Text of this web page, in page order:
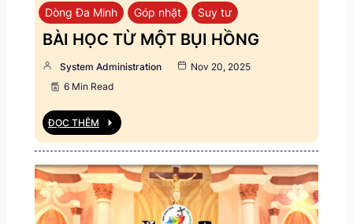
Dòng Đa Minh Góp nhặt Suy tư
BÀI HỌC TỪ MỘT BỤI HỒNG
System Administration
Nov 20, 2025
6 Min Read
ĐỌC THÊM